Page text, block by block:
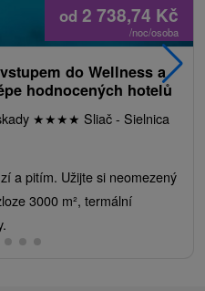
od 2 738,74 Kč
/noc/osoba
do Wellness a
hodnocených hotelů
★★★★ Sliač - Sielnica
a pitím. Užijte si neomezený
3000 m², termální